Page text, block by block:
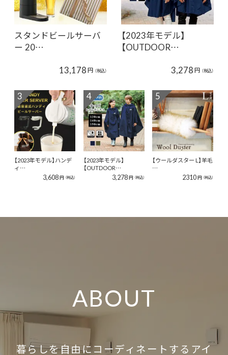
スタンドビールサーバ
ー 20…
13,178 円 （税込）
【2023年モデル】
【OUTDOOR…
3,278円 （税込）
【2023年モデル】ハンデ
ィ…
3,608円 （税込）
3
【2023年モデル】
【OUTDOOR…
3,278円 （税込）
4
【ウールダスター L】羊毛
…
2310円 （税込）
5
ABOUT
暮らしを自由にコーディネートするアイ